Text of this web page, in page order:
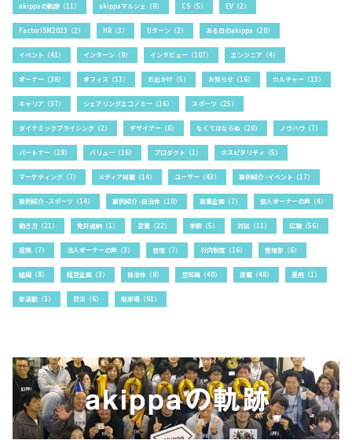
akippaの軌跡（11） akippaマルシェ（9） CS（5） EV（2）
FactorISM2023（2） HR（3） Uターン（2） ある日のakippa（28）
イベント（41） インターン（9） インタビュー（107） エンジニア（4）
オーナー（38） オフィス（13） お出かけ（5） お知らせ（16） カルチャー（13）
キャリア（37） シェアリングエコノミー（16） スポーツ（25）
ダイナミックプライシング（2） デザイナー（6） なくてはならぬ（20） ノウハウ（7）
パートナー（28） バリュー（16） プロダクト（1） ホスピタリティ（5）
マーケティング（7） メディア掲載（14） ユーザー（43） 事例紹介 -イベント（17）
事例紹介 -スポーツ（14） 事例紹介 -自治体（10） 事業企画（7） 個人オーナーの声（4）
働き方（21） 免許返納（1） 営業（22） 季節（5） 対談（11） 広報（56）
提携（7） 法人オーナーの声（3） 登壇（7） 社内制度（16） 管理部（6）
組織（8） 経営企画（3） 自治体（8） 豆知識（40） 連載（48） 運用（1）
部活動（3） 防災（6） 駐車場（91）